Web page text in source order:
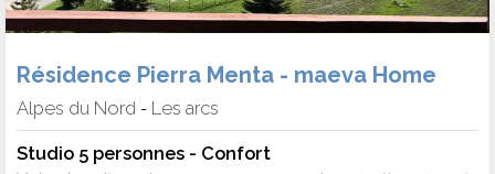
Résidence Pierra Menta - maeva Home
Alpes du Nord - Les arcs
Studio 5 personnes - Confort